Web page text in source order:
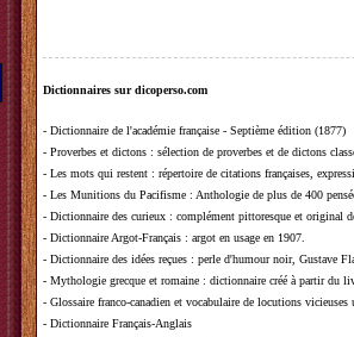
Dictionnaires sur dicoperso.com
- Dictionnaire de l'académie française - Septième édition (1877)
- Proverbes et dictons : sélection de proverbes et de dictons
- Les mots qui restent : répertoire de citations françaises,
- Les Munitions du Pacifisme : Anthologie de plus de 400
- Dictionnaire des curieux : complément pittoresque et original
- Dictionnaire Argot-Français : argot en usage en 1907.
- Dictionnaire des idées reçues : perle d'humour noir, Gustave
- Mythologie grecque et romaine : dictionnaire créé à partir du
- Glossaire franco-canadien et vocabulaire de locutions vicieuses
- Dictionnaire Français-Anglais